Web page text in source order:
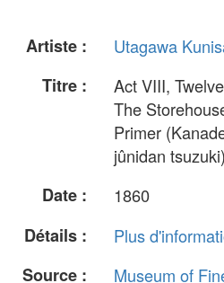
Artiste :
Utagawa
Titre :
Act VIII,
The
Primer
jûnidan tsuzuki)
Date :
1860
Détails :
Plus
Source :
Museum of